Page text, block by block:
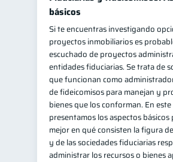
Productos financieros
Organización Financiera 10
Deudas 10
Entidad financiera
Préstamos 8 Ahorro 8
Consejos
Tarjeta de crédito 6
Historial crediticio
básicos
Si te encuentras investigando
proyectos inmobiliarios es
escuchado de proyectos
entidades fiduciarias. Se trata de
que funcionan como
de fideicomisos para manejan y
bienes que los conforman. En
presentamos los aspectos básicos
mejor en qué consisten la figura
y de las sociedades fiduciarias
administrar los recursos o bienes